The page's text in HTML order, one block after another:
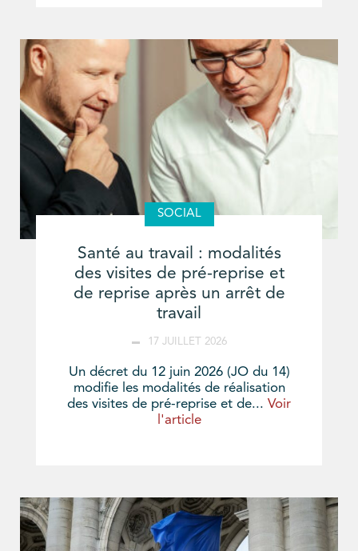
SOCIAL
Santé au travail : modalités
des visites de pré-reprise et
de reprise après un arrêt de
travail
17 JUILLET 2026
Un décret du 12 juin 2026 (JO du 14)
modifie les modalités de réalisation
des visites de pré-reprise et de... Voir
l'article